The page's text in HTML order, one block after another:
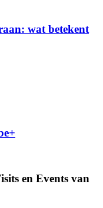
wat betekent
en Events van